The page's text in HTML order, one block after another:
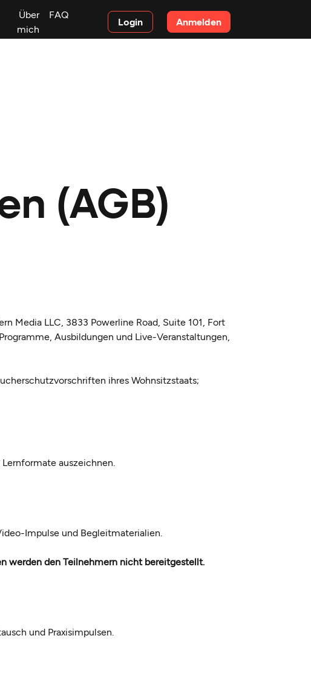
Über
mich
FAQ
Login Anmelden
(AGB)
Media LLC, 3833 Powerline Road, Suite 101, Fort
Ausbildungen und Live-Veranstaltungen,
ihres Wohnsitzstaats;
auszeichnen.
Impulse und Begleitmaterialien.
werden den Teilnehmern nicht bereitgestellt.
und Praxisimpulsen.